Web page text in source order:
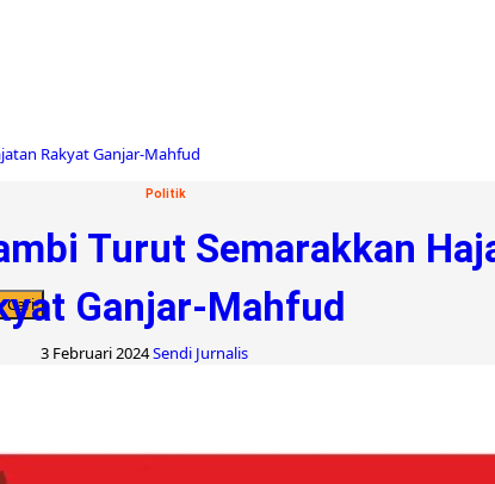
Politik
Turut Semarakkan
Ganjar-Mahfud
3 Februari 2024Sendi Jurnalis